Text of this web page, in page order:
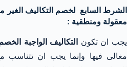
الشرط السابع لخصم التكاليف الغير
معقولة ومنطقية :
يجب ان تكون التكاليف الواجبة
مغالى فيها وإنما يجب ان تتناسب